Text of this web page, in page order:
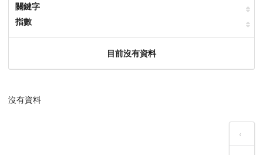
關鍵字
指數
目前沒有資料
沒有資料
‹